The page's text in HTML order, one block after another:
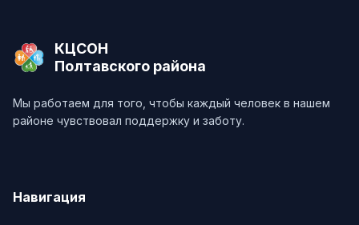
КЦСОН
Полтавского района
Мы работаем для того, чтобы каждый человек в нашем
районе чувствовал поддержку и заботу.
Навигация